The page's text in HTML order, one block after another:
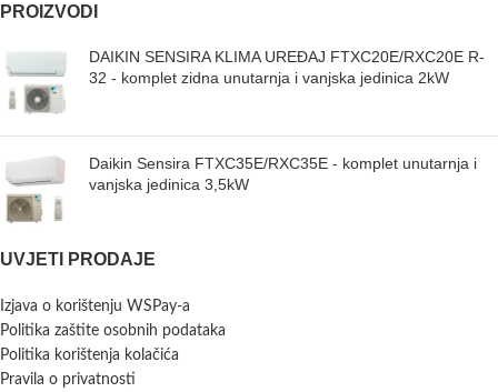
PROIZVODI
DAIKIN SENSIRA KLIMA UREĐAJ FTXC20E/RXC20E R-
32 - komplet zidna unutarnja i vanjska jedinica 2kW
Daikin Sensira FTXC35E/RXC35E - komplet unutarnja i
vanjska jedinica 3,5kW
UVJETI PRODAJE
Izjava o korištenju WSPay-a
Politika zaštite osobnih podataka
Politika korištenja kolačića
Pravila o privatnosti